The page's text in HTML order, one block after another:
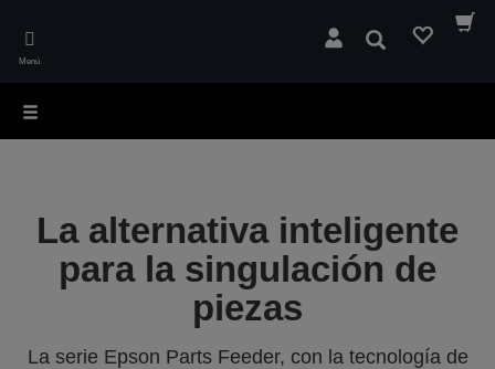
main
Menú
Buscar
La alternativa inteligente
para la singulación de
piezas
La serie Epson Parts Feeder, con la tecnología de